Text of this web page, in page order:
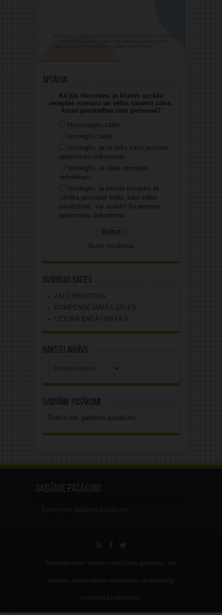
Aptauja
Kā jūs rīkosities, ja klients uzrāda
receptes numuru un vēlas saņemt zāles,
kuras parakstītas citai personai?
Neizsniegšu zāles.
Izsniegšu zāles.
Izsniegšu, ja uzrādīs savu personu
apliecinošu dokumentu.
Izsniegšu, ja zāles domātas
radiniekam.
Izsniegšu, ja klients nosauks tā
cilvēka personas kodu, kam zāles
parakstītas, vai uzrādīs šo personu
apliecinošu dokumentu.
Skatīt rezultātus
Svarīgas saites
ZĀĻU REĢISTRS
KOMPENSĒJAMĀS ZĀLES
UZTURA BAGĀTINĀTĀJI
Rakstu arhīvs
Gaidāmie pasākumi
Šobrīd nav gaidāmo pasākumi.
Gaidāmie pasākumi
Šobrīd nav gaidāmo pasākumi.
Redakcija nenes atbildību sarežģījumu gadījumos, kas